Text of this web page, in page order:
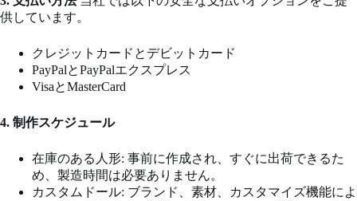
供しています。
クレジットカードとデビットカード
PayPalとPayPalエクスプレス
VisaとMasterCard
4. 制作スケジュール
在庫のある人形: 事前に作成され、すぐに出荷できるた
め、製造時間は必要ありません。
カスタムドール: ブランド、素材、カスタマイズ機能によ